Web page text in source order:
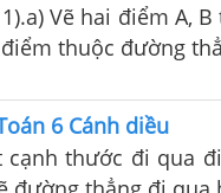
Vẽ hai điểm A, B
thuộc đường
6 Cánh diều
thước đi qua